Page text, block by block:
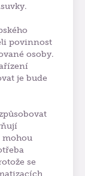
povinnost
osoby.
je bude
mohou
se